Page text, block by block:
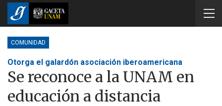
COMUNIDAD
Otorga el galardón asociación iberoamericana
Se reconoce a la UNAM en
educación a distancia